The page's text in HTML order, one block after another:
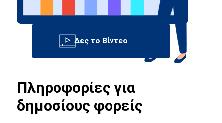
Πληροφορίες για
δημοσίους φορείς